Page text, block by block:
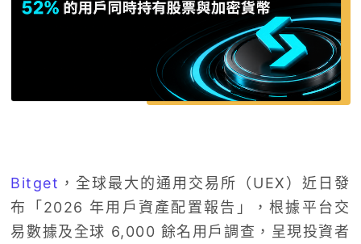
Bitget ，全球最大的通用交易所（UEX）近日發
布「2026 年用戶資產配置報告」，根據平台交
易數據及全球 6,000 餘名用戶調查，呈現投資者